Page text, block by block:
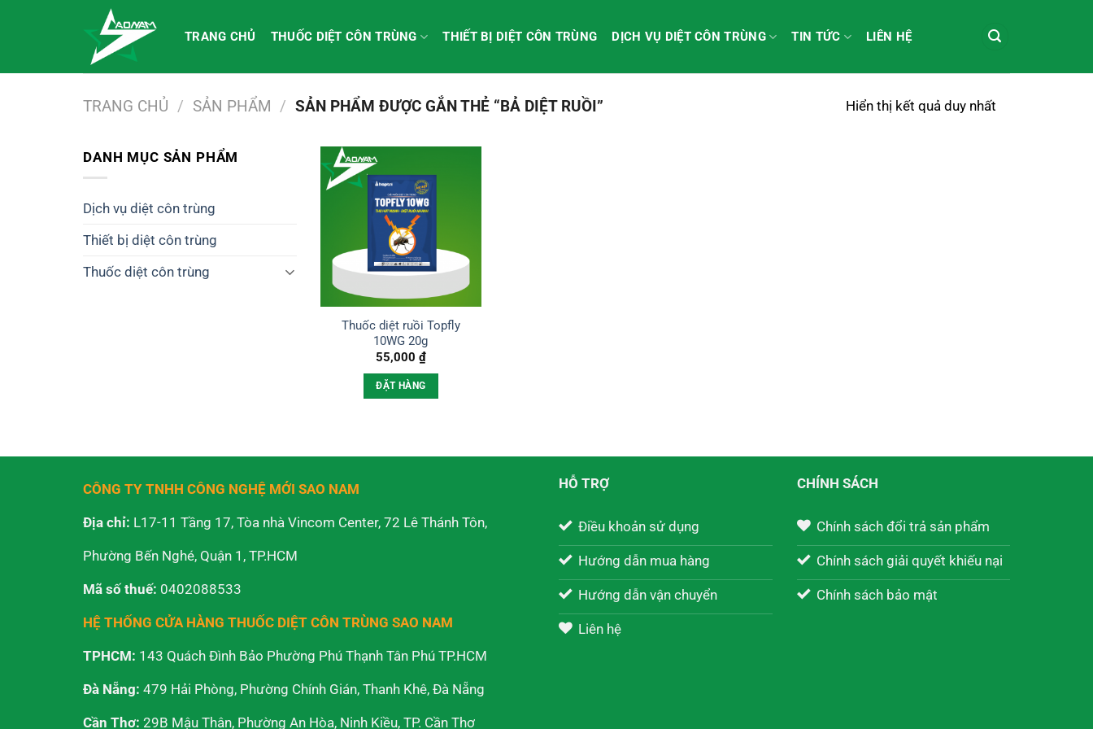
dung
TRANG CHỦ THUỐC DIỆT CÔN TRÙNG THIẾT BỊ DIỆT CÔN TRÙNG DỊCH VỤ DIỆT CÔN TRÙNG TIN TỨC LIÊN HỆ
TRANG CHỦ / SẢN PHẨM / SẢN PHẨM ĐƯỢC GẮN THẺ “BẢ DIỆT RUỒI” Hiển thị kết quả duy nhất
DANH MỤC SẢN PHẨM
Dịch vụ diệt côn trùng
Thiết bị diệt côn trùng
Thuốc diệt côn trùng
Thuốc diệt ruồi Topfly
10WG 20g
55,000 ₫
ĐẶT HÀNG
CÔNG TY TNHH CÔNG NGHỆ MỚI SAO NAM
Địa chỉ: L17-11 Tầng 17, Tòa nhà Vincom Center, 72 Lê Thánh Tôn,
Phường Bến Nghé, Quận 1, TP.HCM
Mã số thuế: 0402088533
HỆ THỐNG CỬA HÀNG THUỐC DIỆT CÔN TRÙNG SAO NAM
TPHCM: 143 Quách Đình Bảo Phường Phú Thạnh Tân Phú TP.HCM
Đà Nẵng: 479 Hải Phòng, Phường Chính Gián, Thanh Khê, Đà Nẵng
Cần Thơ: 29B Mậu Thân, Phường An Hòa, Ninh Kiều, TP. Cần Thơ
HỖ TRỢ
Điều khoản sử dụng
Hướng dẫn mua hàng
Hướng dẫn vận chuyển
Liên hệ
CHÍNH SÁCH
Chính sách đổi trả sản phẩm
Chính sách giải quyết khiếu nại
Chính sách bảo mật